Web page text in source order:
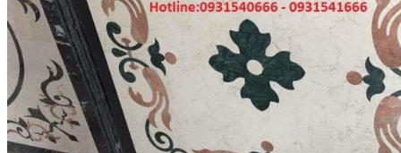
Đá Marble
Đá Marble Màu Kem
Đá Marble Màu Nâu
Đá Marble Màu Đen
Đá Marble Màu Đỏ